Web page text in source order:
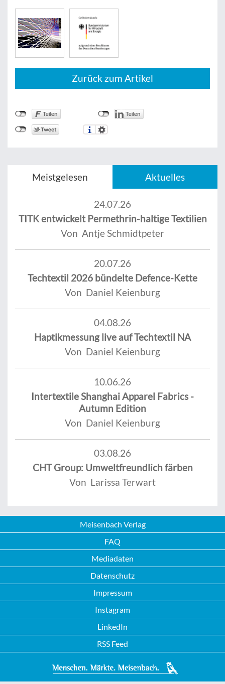
Zurück zum Artikel
Meistgelesen Aktuelles
24.07.26
TITK entwickelt Permethrin-haltige Textilien
Von Antje Schmidtpeter
20.07.26
Techtextil 2026 bündelte Defence-Kette
Von Daniel Keienburg
04.08.26
Haptikmessung live auf Techtextil NA
Von Daniel Keienburg
10.06.26
Intertextile Shanghai Apparel Fabrics -
Autumn Edition
Von Daniel Keienburg
03.08.26
CHT Group: Umweltfreundlich färben
Von Larissa Terwart
Meisenbach Verlag
FAQ
Mediadaten
Datenschutz
Impressum
Instagram
LinkedIn
RSS Feed